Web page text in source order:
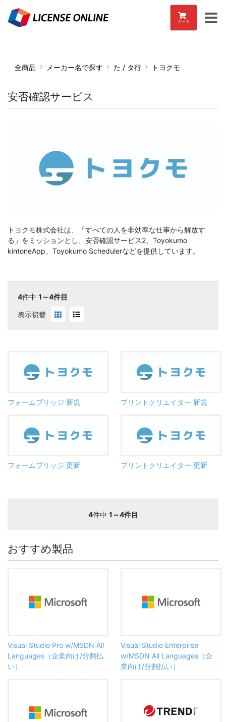
カート
全商品 メーカー名で探す た / タ行 トヨクモ
安否確認サービス
トヨクモ株式会社は、「すべての人を非効率な仕事から解放す
る」をミッションとし、安否確認サービス2、Toyokumo
kintoneApp、Toyokumo Schedulerなどを提供しています。
4件中 1～4件目
表示切替
フォームブリッジ 新規 プリントクリエイター 新規
フォームブリッジ 更新 プリントクリエイター 更新
4件中 1～4件目
おすすめ製品
Visual Studio Pro w/MSDN All
Languages（企業向け/分割払
い）
Visual Studio Enterprise
w/MSDN All Languages（企
業向け/分割払い）